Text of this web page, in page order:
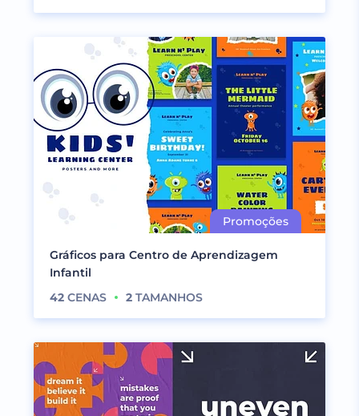
Gráficos para Centro de Aprendizagem
Infantil
42 CENAS 2 TAMANHOS